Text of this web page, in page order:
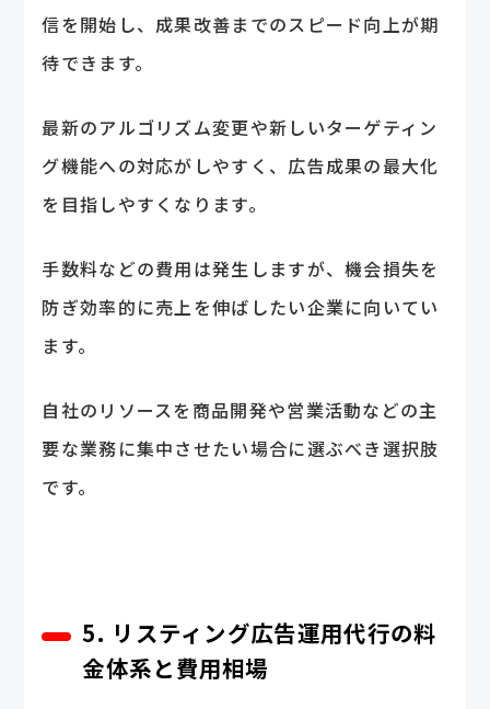
信を開始し、成果改善までのスピード向上が期
待できます。
最新のアルゴリズム変更や新しいターゲティン
グ機能への対応がしやすく、広告成果の最大化
を目指しやすくなります。
手数料などの費用は発生しますが、機会損失を
防ぎ効率的に売上を伸ばしたい企業に向いてい
ます。
自社のリソースを商品開発や営業活動などの主
要な業務に集中させたい場合に選ぶべき選択肢
です。
5. リスティング広告運用代行の料
金体系と費用相場